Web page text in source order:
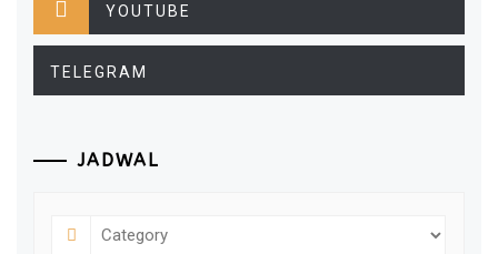
YOUTUBE
TELEGRAM
JADWAL